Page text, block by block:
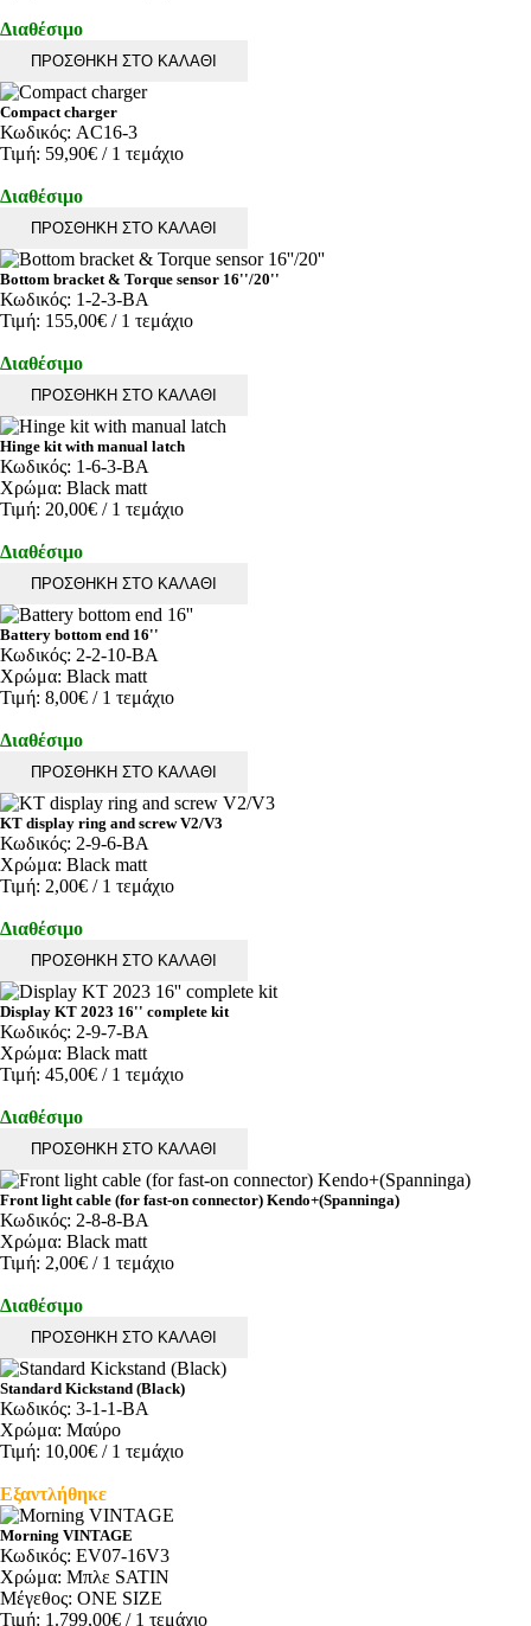
Διαθέσιμο
ΠΡΟΣΘΗΚΗ ΣΤΟ ΚΑΛΑΘΙ
Compact charger
Κωδικός: AC16-3
Τιμή: 59,90€ / 1 τεμάχιο
Διαθέσιμο
ΠΡΟΣΘΗΚΗ ΣΤΟ ΚΑΛΑΘΙ
Bottom bracket & Torque sensor 16''/20''
Κωδικός: 1-2-3-BA
Τιμή: 155,00€ / 1 τεμάχιο
Διαθέσιμο
ΠΡΟΣΘΗΚΗ ΣΤΟ ΚΑΛΑΘΙ
Hinge kit with manual latch
Κωδικός: 1-6-3-BA
Χρώμα: Black matt
Τιμή: 20,00€ / 1 τεμάχιο
Διαθέσιμο
ΠΡΟΣΘΗΚΗ ΣΤΟ ΚΑΛΑΘΙ
Battery bottom end 16''
Κωδικός: 2-2-10-BA
Χρώμα: Black matt
Τιμή: 8,00€ / 1 τεμάχιο
Διαθέσιμο
ΠΡΟΣΘΗΚΗ ΣΤΟ ΚΑΛΑΘΙ
KT display ring and screw V2/V3
Κωδικός: 2-9-6-BA
Χρώμα: Black matt
Τιμή: 2,00€ / 1 τεμάχιο
Διαθέσιμο
ΠΡΟΣΘΗΚΗ ΣΤΟ ΚΑΛΑΘΙ
Display KT 2023 16'' complete kit
Κωδικός: 2-9-7-BA
Χρώμα: Black matt
Τιμή: 45,00€ / 1 τεμάχιο
Διαθέσιμο
ΠΡΟΣΘΗΚΗ ΣΤΟ ΚΑΛΑΘΙ
Front light cable (for fast-on connector) Kendo+(Spanninga)
Κωδικός: 2-8-8-BA
Χρώμα: Black matt
Τιμή: 2,00€ / 1 τεμάχιο
Διαθέσιμο
ΠΡΟΣΘΗΚΗ ΣΤΟ ΚΑΛΑΘΙ
Standard Kickstand (Black)
Κωδικός: 3-1-1-BA
Χρώμα: Μαύρο
Τιμή: 10,00€ / 1 τεμάχιο
Εξαντλήθηκε
Morning VINTAGE
Κωδικός: EV07-16V3
Χρώμα: Μπλε SATIN
Μέγεθος: ONE SIZE
Τιμή: 1.799,00€ / 1 τεμάχιο